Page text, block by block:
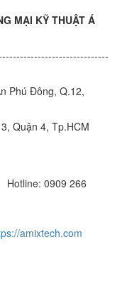
MẠI KỸ THUẬT Á
Phú Đông, Q.12,
Quận 4, Tp.HCM
0909 266
amixtech.com